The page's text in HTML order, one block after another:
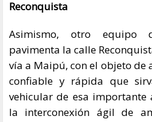
Reconquista
Asimismo, otro equipo
pavimenta la calle
vía a Maipú, con el objeto
confiable y rápida que
vehicular de esa importante
la interconexión ágil de